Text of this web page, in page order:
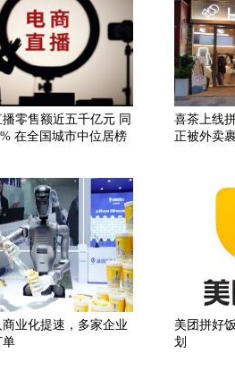
零售额近五千亿元 同
在全国城市中位居榜
喜茶上线
正被外卖
商业化提速，多家企业
单
美团拼好
划